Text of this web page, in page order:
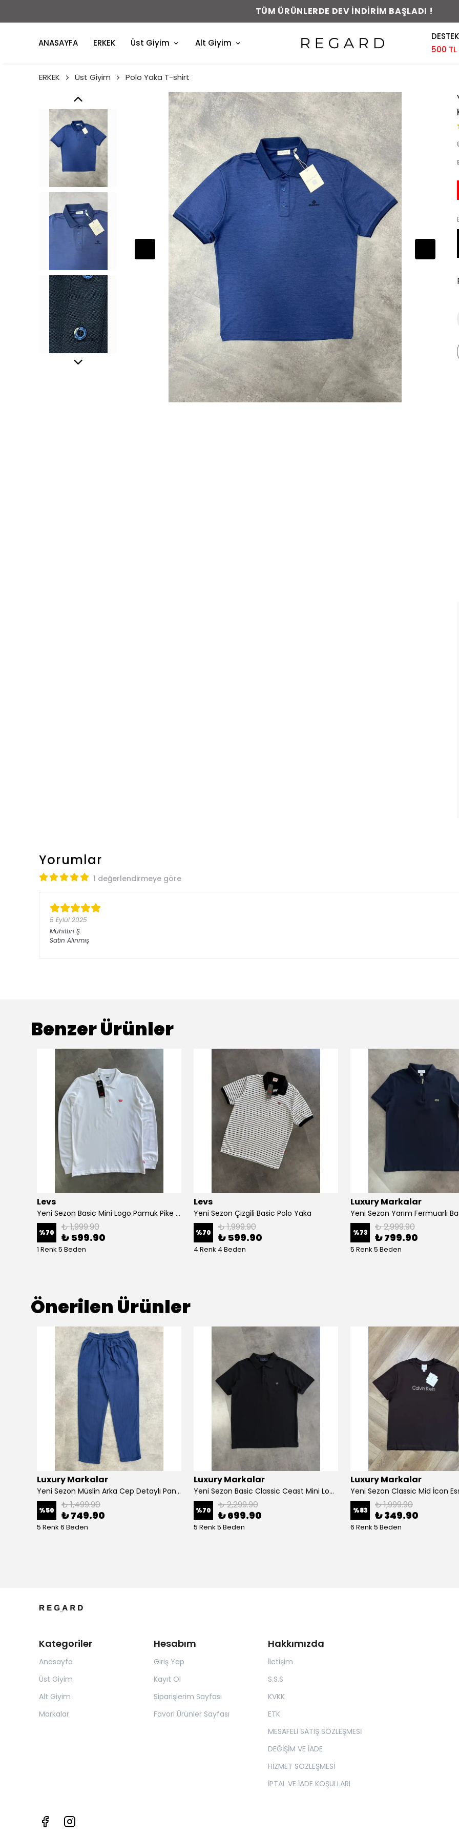
TÜM ÜRÜNLERDE DEV İNDİRİM BAŞLADI !
ANASAYFA ERKEK Üst Giyim Alt Giyim
DESTEK
500 TL
ERKEK Üst Giyim Polo Yaka T-shirt
Yorumlar
1 değerlendirmeye göre
5 Eylül 2025
Muhittin Ş.
Satın Alınmış
Benzer Ürünler
Levs
Yeni Sezon Basic Mini Logo Pamuk Pike İnce Uzun Kol Polo Yaka
%70 ₺ 1,999.90
₺ 599.90
1 Renk 5 Beden
Levs
Yeni Sezon Çizgili Basic Polo Yaka
%70 ₺ 1,999.90
₺ 599.90
4 Renk 4 Beden
Luxury Markalar
%73 ₺ 2,999.90
₺ 799.90
5 Renk 5 Beden
Önerilen Ürünler
Luxury Markalar
Yeni Sezon Müslin Arka Cep Detaylı Pantalon
%50 ₺ 1,499.90
₺ 749.90
5 Renk 6 Beden
Luxury Markalar
Yeni Sezon Basic Classic Ceast Mini Logo T-shirt
%70 ₺ 2,299.90
₺ 699.90
5 Renk 5 Beden
Luxury Markalar
%83 ₺ 1,999.90
₺ 349.90
6 Renk 5 Beden
Kategoriler
Anasayfa
Üst Giyim
Alt Giyim
Markalar
Hesabım
Giriş Yap
Kayıt Ol
Siparişlerim Sayfası
Favori Ürünler Sayfası
Hakkımızda
İletişim
S.S.S
KVKK
ETK
MESAFELİ SATIŞ SÖZLEŞMESİ
DEĞİŞİM VE İADE
HİZMET SÖZLEŞMESİ
İPTAL VE İADE KOŞULLARI